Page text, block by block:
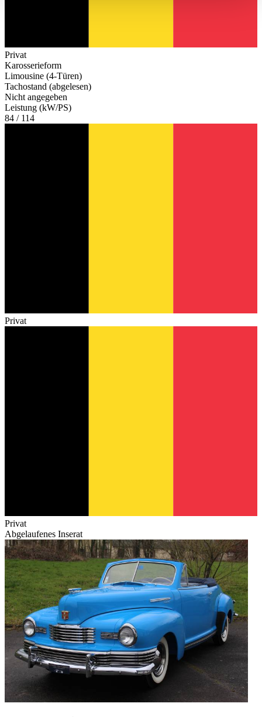
Privat
Karosserieform
Limousine (4-Türen)
Tachostand (abgelesen)
Nicht angegeben
Leistung (kW/PS)
84 / 114
Privat
Privat
Abgelaufenes Inserat